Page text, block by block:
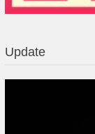
Update